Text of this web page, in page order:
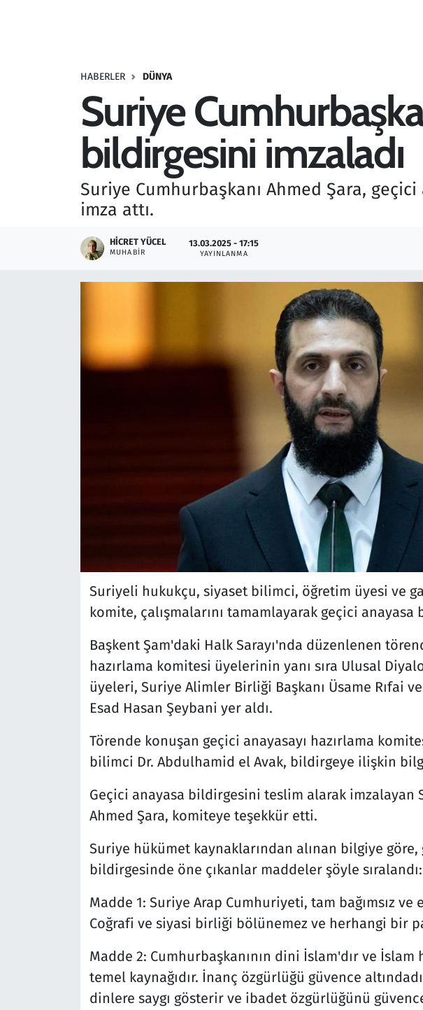
HABERLER DÜNYA
Suriye
bildirgesini imzaladı
Suriye Cumhurbaşkanı Ahmed Şara,
imza attı.
HICRET YÜCEL
MUHABIR
13.03.2025 - 17:15
YAYINLANMA
Suriyeli hukukçu, siyaset bilimci, öğretim üyesi ve
komite, çalışmalarını tamamlayarak geçici
Başkent Şam'daki Halk Sarayı'nda düzenlenen
hazırlama komitesi üyelerinin yanı sıra Ulusal
üyeleri, Suriye Alimler Birliği Başkanı Üsame Rıfai
Esad Hasan Şeybani yer aldı.
Törende konuşan geçici anayasayı hazırlama
bilimci Dr. Abdulhamid el Avak, bildirgeye ilişkin
Geçici anayasa bildirgesini teslim alarak imzalayan
Ahmed Şara, komiteye teşekkür etti.
Suriye hükümet kaynaklarından alınan bilgiye göre,
bildirgesinde öne çıkanlar maddeler şöyle sıralandı:
Madde 1: Suriye Arap Cumhuriyeti, tam bağımsız
Coğrafi ve siyasi birliği bölünemez ve herhangi bir
Madde 2: Cumhurbaşkanının dini İslam'dır ve İslam
temel kaynağıdır. İnanç özgürlüğü güvence
dinlere saygı gösterir ve ibadet özgürlüğünü
Savunma Sanayi
Teknoloji ve Bilim
Televizyon